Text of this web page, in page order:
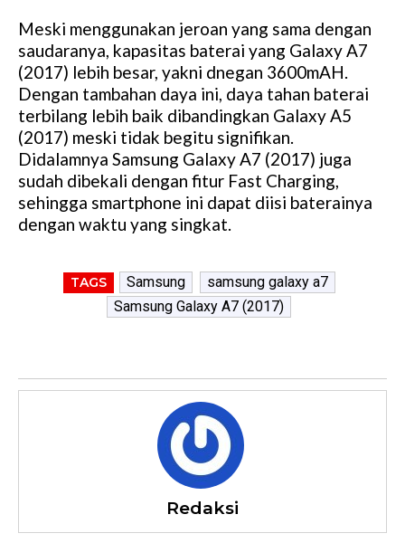
Meski menggunakan jeroan yang sama dengan
saudaranya, kapasitas baterai yang Galaxy A7
(2017) lebih besar, yakni dnegan 3600mAH.
Dengan tambahan daya ini, daya tahan baterai
terbilang lebih baik dibandingkan Galaxy A5
(2017) meski tidak begitu signifikan.
Didalamnya Samsung Galaxy A7 (2017) juga
sudah dibekali dengan fitur Fast Charging,
sehingga smartphone ini dapat diisi baterainya
dengan waktu yang singkat.
TAGS Samsung
samsung galaxy a7
Samsung Galaxy A7 (2017)
Redaksi